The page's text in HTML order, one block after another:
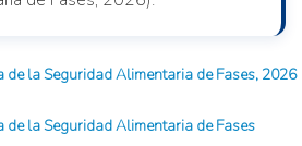
la Seguridad Alimentaria de Fases, 2026
la Seguridad Alimentaria de Fases